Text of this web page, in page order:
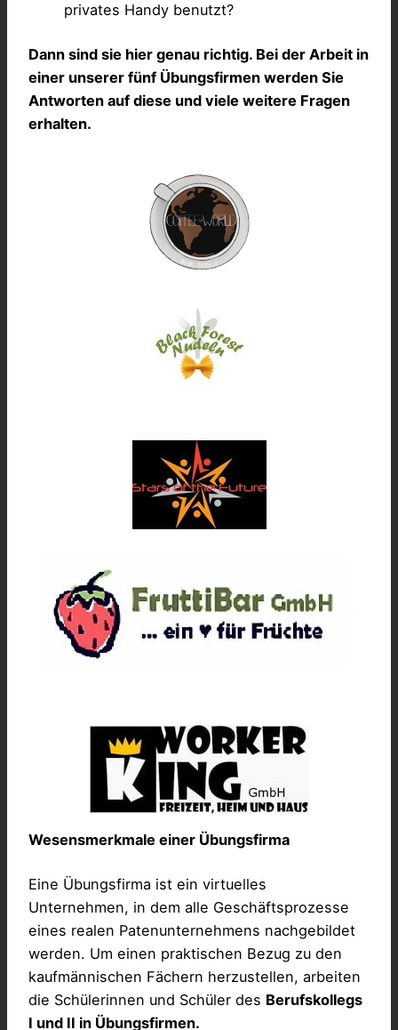
privates Handy benutzt?
Dann sind sie hier genau richtig. Bei der Arbeit in
einer unserer fünf Übungsfirmen werden Sie
Antworten auf diese und viele weitere Fragen
erhalten.
Wesensmerkmale einer Übungsfirma
Eine Übungsfirma ist ein virtuelles
Unternehmen, in dem alle Geschäftsprozesse
eines realen Patenunternehmens nachgebildet
werden. Um einen praktischen Bezug zu den
kaufmännischen Fächern herzustellen, arbeiten
die Schülerinnen und Schüler des Berufskollegs
I und II in Übungsfirmen.